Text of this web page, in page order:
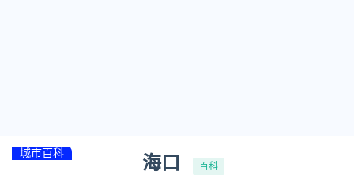
城市百科 海口 百科